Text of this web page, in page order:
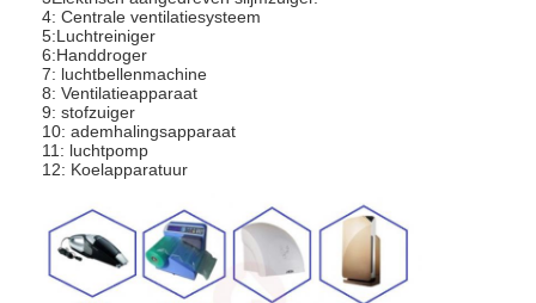
4: Centrale ventilatiesysteem
5:Luchtreiniger
6:Handdroger
7: luchtbellenmachine
8: Ventilatieapparaat
9: stofzuiger
10: ademhalingsapparaat
11: luchtpomp
12: Koelapparatuur